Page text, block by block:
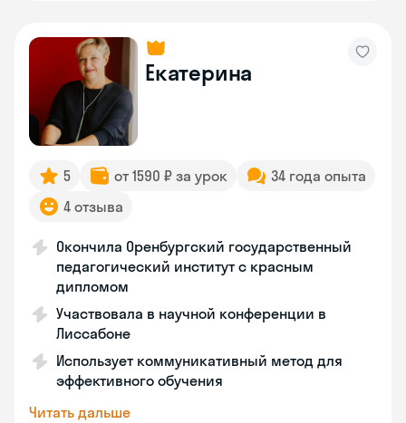
Екатерина
5 от 1590 ₽ за урок
34 года опыта
4 отзыва
Окончила Оренбургский государственный
педагогический институт с красным
дипломом
Участвовала в научной конференции в
Лиссабоне
Использует коммуникативный метод для
эффективного обучения
Читать дальше